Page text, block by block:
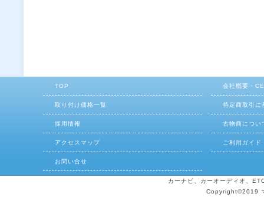
TOP 会社概要・
取り付け価格一覧 特定商取引に
採用情報 古物商につい
アクセスマップ ご利用ガイド
お問い合せ
カーナビ、カーオーディオ、
Copyright©2019